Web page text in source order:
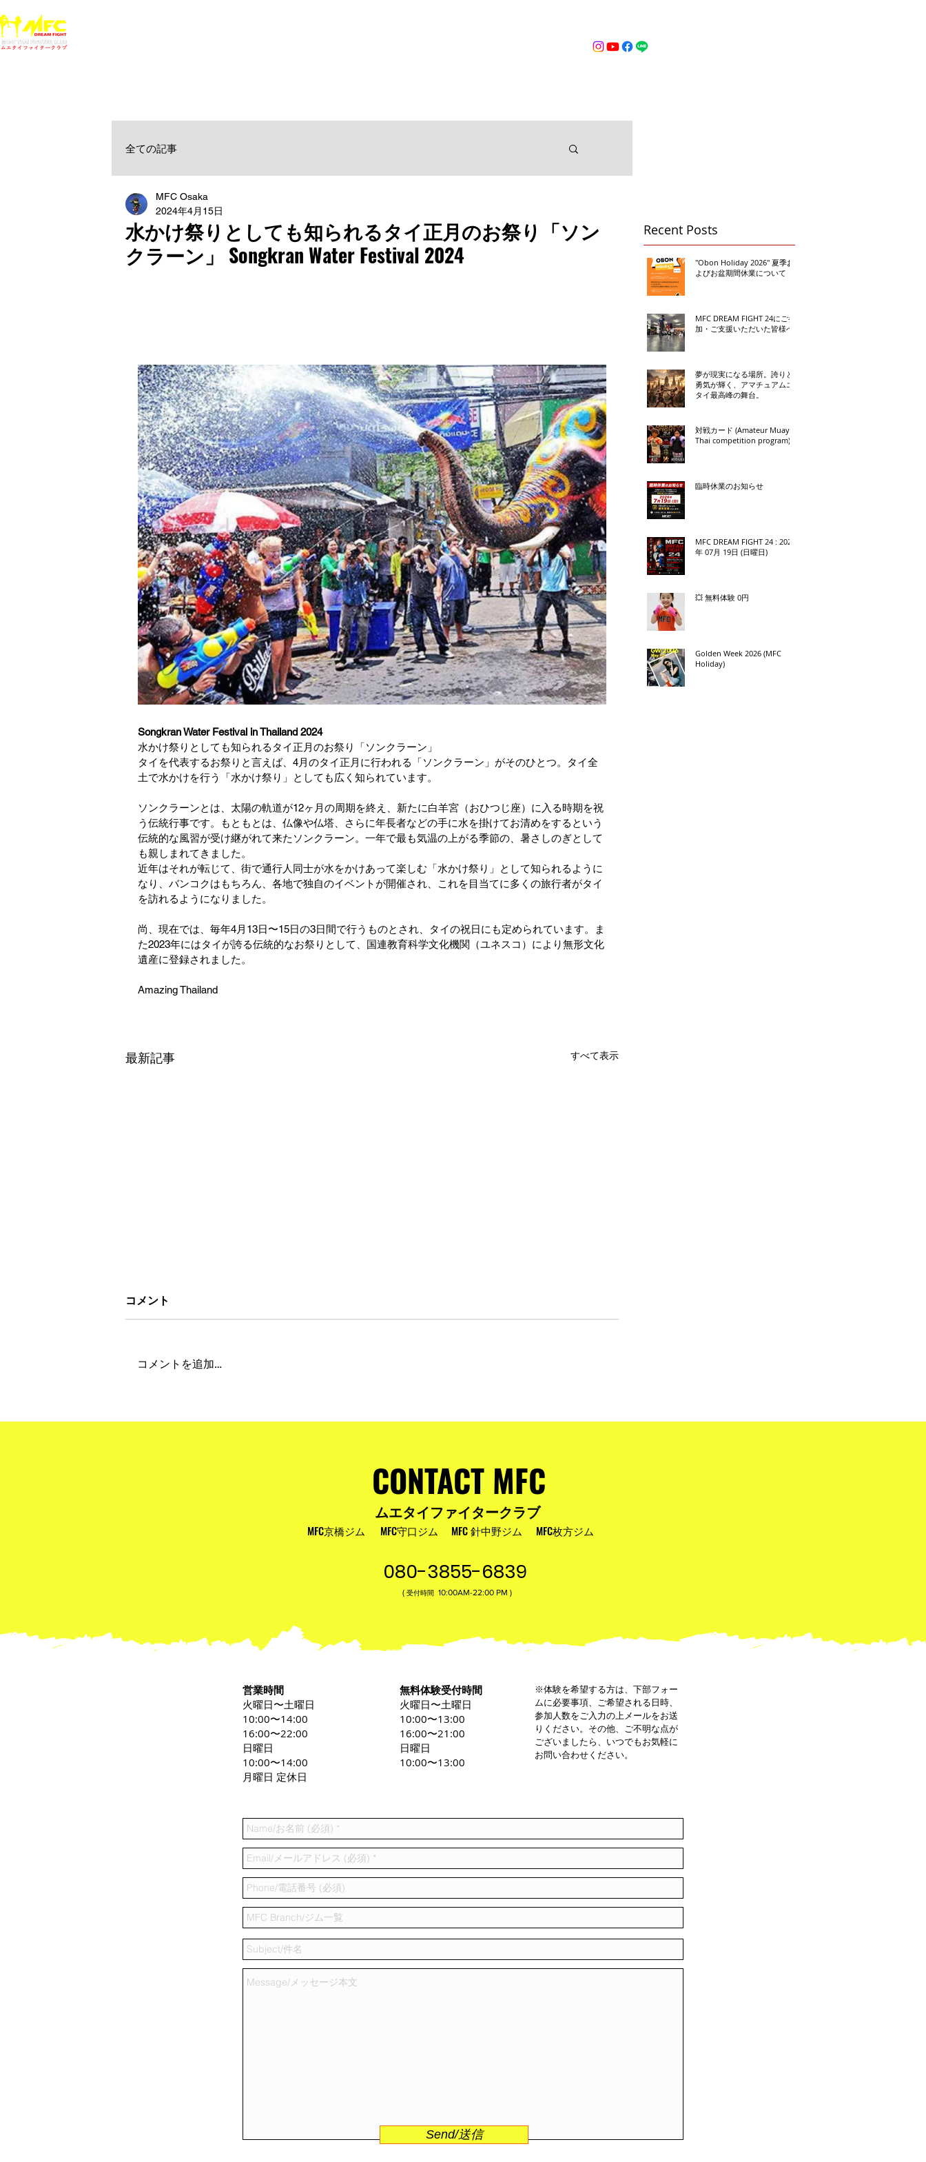
全ての記事
水かけ祭りとしても知られるタイ正月のお祭り「ソン
クラーン」 Songkran Water Festival 2024
MFC Osaka
2024年4月15日
Songkran Water Festival in Thailand 2024
水かけ祭りとしても知られるタイ正月のお祭り「ソンクラーン」
タイを代表するお祭りと言えば、4月のタイ正月に行われる「ソンクラーン」がそのひとつ。タイ全
土で水かけを行う「水かけ祭り」としても広く知られています。
ソンクラーンとは、太陽の軌道が12ヶ月の周期を終え、新たに白羊宮（おひつじ座）に入る時期を祝
う伝統行事です。もともとは、仏像や仏塔、さらに年長者などの手に水を掛けてお清めをするという
伝統的な風習が受け継がれて来たソンクラーン。一年で最も気温の上がる季節の、暑さしのぎとして
も親しまれてきました。
近年はそれが転じて、街で通行人同士が水をかけあって楽しむ「水かけ祭り」として知られるように
なり、バンコクはもちろん、各地で独自のイベントが開催され、これを目当てに多くの旅行者がタイ
を訪れるようになりました。
尚、現在では、毎年4月13日〜15日の3日間で行うものとされ、タイの祝日にも定められています。ま
た2023年にはタイが誇る伝統的なお祭りとして、国連教育科学文化機関（ユネスコ）により無形文化
遺産に登録されました。
Amazing Thailand
最新記事 すべて表示
コメント
コメントを追加…
Recent Posts
"Obon Holiday 2026" 夏季お
よびお盆期間休業について
MFC DREAM FIGHT 24にご参
加・ご支援いただいた皆様へ
夢が現実になる場所。誇りと
勇気が輝く、アマチュアムエ
タイ最高峰の舞台。
対戦カード (Amateur Muay
Thai competition program)
臨時休業のお知らせ
MFC DREAM FIGHT 24 : 2026
年 07月 19日 (日曜日)
💥 無料体験 0円
Golden Week 2026 (MFC
Holiday)
CONTACT MFC
ムエタイファイタークラブ
MFC京橋ジム MFC守口ジム MFC枚方ジム
MFC 針中野ジム
080-3855-6839
( 受付時間 10:00AM-22:00​ PM )
営業時間
火曜日〜土曜日
10:00〜14:00
16:00〜22:00
日曜日
10:00〜14:00
月曜日 定休日
無料体験受付時間
火曜日〜土曜日
10:00〜13:00
16:00〜21:00
日曜日
10:00〜13:00
※体験を希望する方は、下部フォー
ムに必要事項、ご希望される日時、
参加人数をご入力の上メールをお送
りください。その他、ご不明な点が
ございましたら、いつでもお気軽に
お問い合わせください。
Send/送信